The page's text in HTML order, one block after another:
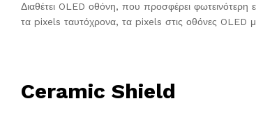
Διαθέτει OLED οθόνη, που προσφέρει φωτεινότερη
τα pixels ταυτόχρονα, τα pixels στις οθόνες
Ceramic Shield